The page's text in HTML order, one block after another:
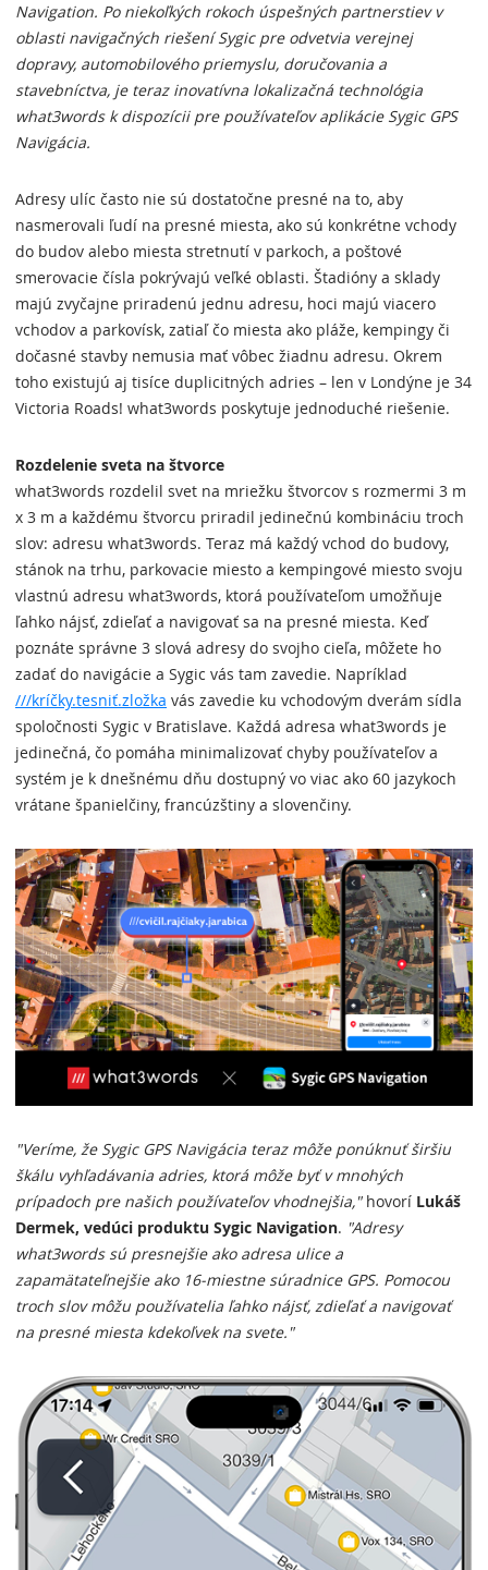
Navigation. Po niekoľkých rokoch úspešných partnerstiev v
oblasti navigačných riešení Sygic pre odvetvia verejnej
dopravy, automobilového priemyslu, doručovania a
stavebníctva, je teraz inovatívna lokalizačná technológia
what3words k dispozícii pre používateľov aplikácie Sygic GPS
Navigácia.
Adresy ulíc často nie sú dostatočne presné na to, aby
nasmerovali ľudí na presné miesta, ako sú konkrétne vchody
do budov alebo miesta stretnutí v parkoch, a poštové
smerovacie čísla pokrývajú veľké oblasti. Štadióny a sklady
majú zvyčajne priradenú jednu adresu, hoci majú viacero
vchodov a parkovísk, zatiaľ čo miesta ako pláže, kempingy či
dočasné stavby nemusia mať vôbec žiadnu adresu. Okrem
toho existujú aj tisíce duplicitných adries – len v Londýne je 34
Victoria Roads! what3words poskytuje jednoduché riešenie.
Rozdelenie sveta na štvorce
what3words rozdelil svet na mriežku štvorcov s rozmermi 3 m
x 3 m a každému štvorcu priradil jedinečnú kombináciu troch
slov: adresu what3words. Teraz má každý vchod do budovy,
stánok na trhu, parkovacie miesto a kempingové miesto svoju
vlastnú adresu what3words, ktorá používateľom umožňuje
ľahko nájsť, zdieľať a navigovať sa na presné miesta. Keď
poznáte správne 3 slová adresy do svojho cieľa, môžete ho
zadať do navigácie a Sygic vás tam zavedie. Napríklad
///kríčky.tesniť.zložka vás zavedie ku vchodovým dverám sídla
spoločnosti Sygic v Bratislave. Každá adresa what3words je
jedinečná, čo pomáha minimalizovať chyby používateľov a
systém je k dnešnému dňu dostupný vo viac ako 60 jazykoch
vrátane španielčiny, francúzštiny a slovenčiny.
"Veríme, že Sygic GPS Navigácia teraz môže ponúknuť širšiu
škálu vyhľadávania adries, ktorá môže byť v mnohých
prípadoch pre našich používateľov vhodnejšia,"hovorí Lukáš
Dermek, vedúci produktu Sygic Navigation. "Adresy
what3words sú presnejšie ako adresa ulice a
zapamätateľnejšie ako 16-miestne súradnice GPS. Pomocou
troch slov môžu používatelia ľahko nájsť, zdieľať a navigovať
na presné miesta kdekoľvek na svete."